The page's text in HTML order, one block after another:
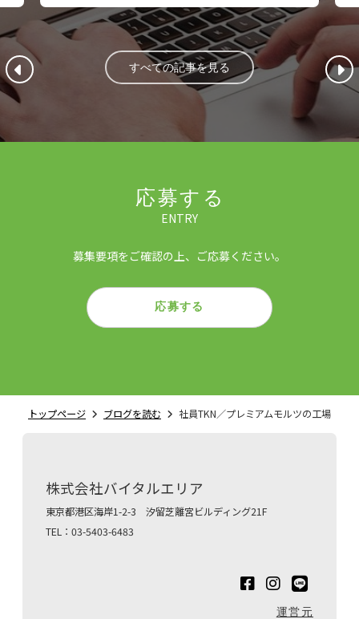
すべての記事を見る
応募する
ENTRY
募集要項をご確認の上、ご応募ください。
応募する
トップページ ブログを読む 社員TKN／プレミアムモルツの工場
株式会社バイタルエリア
東京都港区海岸1-2-3 汐留芝離宮ビルディング21F
TEL：03-5403-6483
運営元